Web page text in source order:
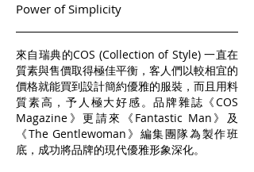
Power of Simplicity
來自瑞典的COS (Collection of Style) 一直在
質素與售價取得極佳平衡，客人們以較相宜的
價格就能買到設計簡約優雅的服裝，而且用料
質素高，予人極大好感。品牌雜誌《COS
Magazine》更請來《Fantastic Man》及
《The Gentlewoman》編集團隊為製作班
底，成功將品牌的現代優雅形象深化。